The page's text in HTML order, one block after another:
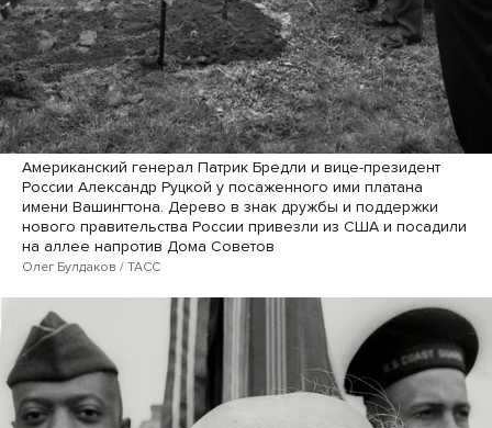
Американский генерал Патрик Бредли и вице-президент
России Александр Руцкой у посаженного ими платана
имени Вашингтона. Дерево в знак дружбы и поддержки
нового правительства России привезли из США и посадили
на аллее напротив Дома Советов
Олег Булдаков / ТАСС